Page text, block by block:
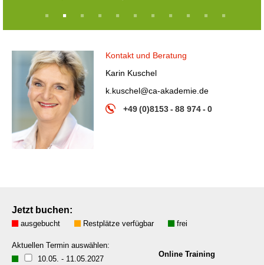
1 2 3 4 5 6 7 8 9 10 11
Kontakt und Beratung
Karin Kuschel
k.kuschel@ca-akademie.de
+49 (0)8153 - 88 974 - 0
Jetzt buchen:
ausgebucht Restplätze verfügbar frei
Aktuellen Termin auswählen:
10.05. - 11.05.2027
Online Training